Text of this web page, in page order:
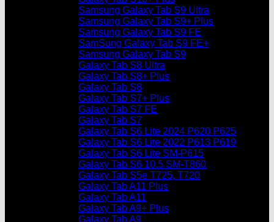
Samsung Galaxy Tab S9 Ultra
Samsung Galaxy Tab S9+ Plus
Samsung Galaxy Tab S9 FE
SamSung Galaxy Tab S9 FE+
Samsung Galaxy Tab S9
Galaxy Tab S8 Ultra
Galaxy Tab S8+ Plus
Galaxy Tab S8
Galaxy Tab S7+ Plus
Galaxy Tab S7 FE
Galaxy Tab S7
Galaxy Tab S6 Lite 2024 P620 P625
Galaxy Tab S6 Lite 2022 P613 P619
Galaxy Tab S6 Lite SM-P615
Galaxy Tab S6 10.5 SM-T860
Galaxy Tab S5e T725, T720
Galaxy Tab A11 Plus
Galaxy Tab A11
Galaxy Tab A9+ Plus
Galaxy Tab A9